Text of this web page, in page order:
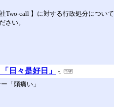
Two-call 】に対する行政処分について
さい。
日々是好日」
「頭痛い」